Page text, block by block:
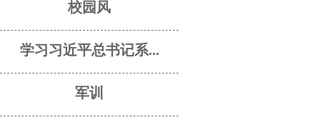
校园风
学习习近平总书记系...
军训